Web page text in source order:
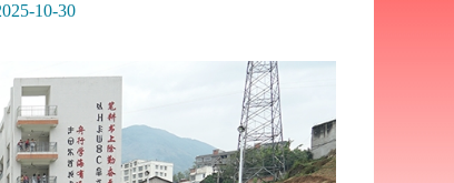
10-30